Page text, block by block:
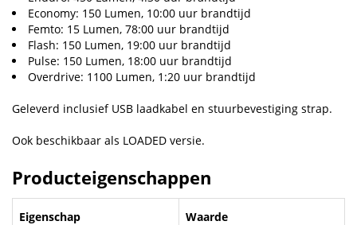
Economy: 150 Lumen, 10:00 uur brandtijd
Femto: 15 Lumen, 78:00 uur brandtijd
Flash: 150 Lumen, 19:00 uur brandtijd
Pulse: 150 Lumen, 18:00 uur brandtijd
Overdrive: 1100 Lumen, 1:20 uur brandtijd
Geleverd inclusief USB laadkabel en stuurbevestiging strap.
Ook beschikbaar als LOADED versie.
Producteigenschappen
Eigenschap Waarde